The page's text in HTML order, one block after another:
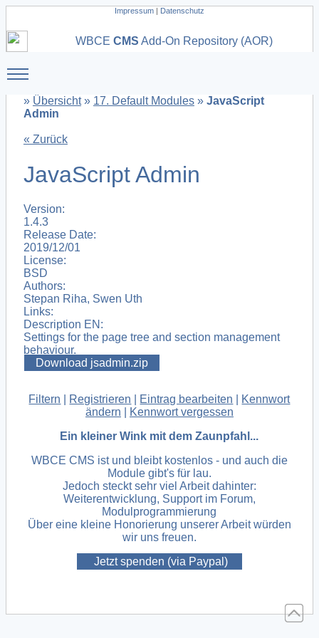
Impressum | Datenschutz
WBCE CMS Add-On Repository (AOR)
» Übersicht» 17. Default Modules» JavaScript
Admin
« Zurück
JavaScript Admin
Version:
1.4.3
Release Date:
2019/12/01
License:
BSD
Authors:
Stepan Riha, Swen Uth
Links:
Description EN:
Settings for the page tree and section management
behaviour.
Download jsadmin.zip
Filtern Registrieren Eintrag bearbeiten
Kennwort
ändern
Kennwort vergessen
Ein kleiner Wink mit dem Zaunpfahl...
WBCE CMS ist und bleibt kostenlos - und auch die
Module gibt's für lau.
Jedoch steckt sehr viel Arbeit dahinter:
Weiterentwicklung, Support im Forum,
Modulprogrammierung
Über eine kleine Honorierung unserer Arbeit würden
wir uns freuen.
Jetzt spenden (via Paypal)